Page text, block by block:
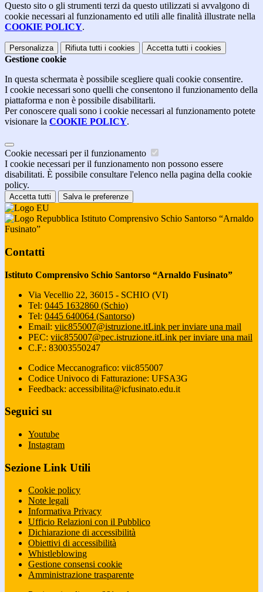
Questo sito o gli strumenti terzi da questo utilizzati si avvalgono di
cookie necessari al funzionamento ed utili alle finalità illustrate nella
COOKIE POLICY.
Personalizza Rifiuta tutti i cookies Accetta tutti i cookies
Gestione cookie
In questa schermata è possibile scegliere quali cookie consentire.
I cookie necessari sono quelli che consentono il funzionamento della
piattaforma e non è possibile disabilitarli.
Per conoscere quali sono i cookie necessari al funzionamento potete
visionare la COOKIE POLICY.
Cookie necessari per il funzionamento
I cookie necessari per il funzionamento non possono essere
disabilitati. È possibile consultare l'elenco nella pagina della cookie
policy.
Accetta tutti Salva le preferenze
Istituto Comprensivo Schio Santorso “Arnaldo
Fusinato”
Contatti
Istituto Comprensivo Schio Santorso “Arnaldo Fusinato”
Via Vecellio 22, 36015 - SCHIO (VI)
Tel: 0445 1632860 (Schio)
Tel: 0445 640064 (Santorso)
Email: viic855007@istruzione.itLink per inviare una mail
PEC: viic855007@pec.istruzione.itLink per inviare una mail
C.F.: 83003550247
Codice Meccanografico: viic855007
Codice Univoco di Fatturazione: UFSA3G
Feedback: accessibilita@icfusinato.edu.it
Seguici su
Youtube
Instagram
Sezione Link Utili
Cookie policy
Note legali
Informativa Privacy
Ufficio Relazioni con il Pubblico
Dichiarazione di accessibilità
Obiettivi di accessibilità
Whistleblowing
Gestione consensi cookie
Amministrazione trasparente